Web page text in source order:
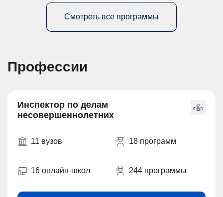
Смотреть все программы
Профессии
Инспектор по делам
несовершеннолетних
11 вузов 18 программ
16 онлайн-школ 244 программы